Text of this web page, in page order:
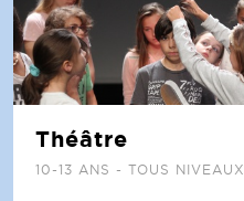
Théâtre
10-13 ANS - TOUS NIVEAUX